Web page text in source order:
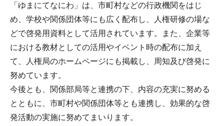
「ゆまにてなにわ」は、市町村などの行政機関をはじ
め、学校や関係団体等にも広く配布し、人権研修の場な
どで啓発用資料として活用されています。また、企業等
における教材としての活用やイベント時の配布に加え
て、人権局のホームページにも掲載し、周知及び啓発に
努めています。
今後とも、関係部局等と連携の下、内容の充実に努める
とともに、市町村や関係団体等とも連携し、効果的な啓
発活動の実施に努めてまいります。